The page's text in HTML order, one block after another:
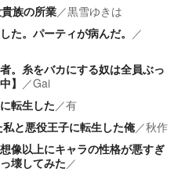
族の所業／黒雪ゆきは
た。パーティが病んだ。 ／
。糸をバカにする奴は全員ぶっ
】 ／Gai
転生した／有
私と悪役王子に転生した俺／秋作
像以上にキャラの性格が悪すぎ
壊してみた／